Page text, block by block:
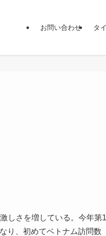
お問い合わせ タ
しさを増している。今年第1
り、初めてベトナム訪問数